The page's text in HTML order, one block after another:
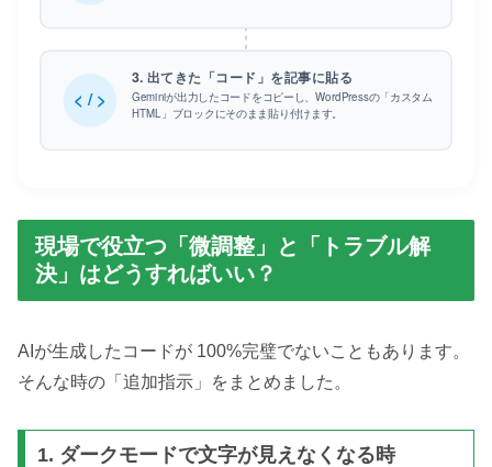
< / >
3. 出てきた「コード」を記事に貼る
Geminiが出力したコードをコピーし、WordPressの「カスタム
HTML」ブロックにそのまま貼り付けます。
現場で役立つ「微調整」と「トラブル解
決」はどうすればいい？
AIが生成したコードが 100%完璧でないこともあります。
そんな時の「追加指示」をまとめました。
1. ダークモードで文字が見えなくなる時